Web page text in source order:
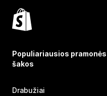
Populiariausios pramonės
šakos
Drabužiai